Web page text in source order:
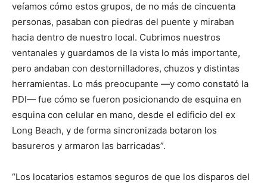
veíamos cómo estos grupos, de no más de cincuenta
personas, pasaban con piedras del puente y miraban
hacia dentro de nuestro local. Cubrimos nuestros
ventanales y guardamos de la vista lo más importante,
pero andaban con destornilladores, chuzos y distintas
herramientas. Lo más preocupante —y como constató la
PDI— fue cómo se fueron posicionando de esquina en
esquina con celular en mano, desde el edificio del ex
Long Beach, y de forma sincronizada botaron los
basureros y armaron las barricadas”.
“Los locatarios estamos seguros de que los disparos del